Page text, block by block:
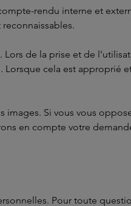
rendu interne et
de la prise et de
cela est approprié
Si vous vous
en compte votre
Pour toute